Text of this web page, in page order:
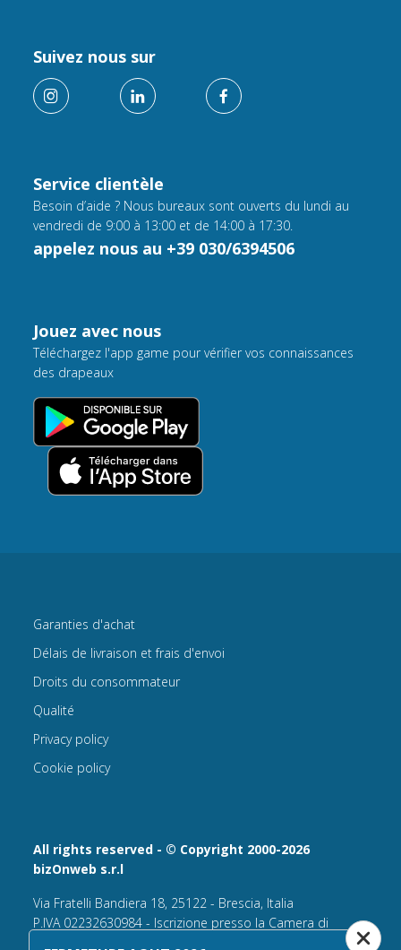
Service clientèle
Besoin d’aide ? Nous bureaux sont ouverts du lundi au
vendredi de 9:00 à 13:00 et de 14:00 à 17:30.
appelez nous au +39 030/6394506
Suivez nous sur
Jouez avec nous
Téléchargez l'app game pour vérifier vos connaissances
des drapeaux
All rights reserved - © Copyright 2000-2026
bizOnweb s.r.l
Via Fratelli Bandiera 18, 25122 - Brescia, Italia
P.IVA 02232630984 - Iscrizione presso la Camera di
Garanties d'achat
Délais de livraison et frais d'envoi
Droits du consommateur
Qualité
Privacy policy
Cookie policy